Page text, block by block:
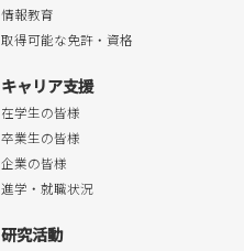
情報教育
取得可能な免許・資格
キャリア支援
在学生の皆様
卒業生の皆様
企業の皆様
進学・就職状況
研究活動